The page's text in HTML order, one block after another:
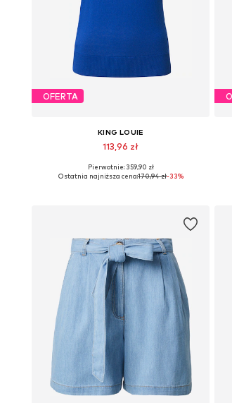
OFERTA
KING LOUIE
113,96 zł
Dostępne rozmiary: XS, S, M
Pierwotnie: 359,90 zł
Ostatnia najniższa cena:170,94 zł-33%